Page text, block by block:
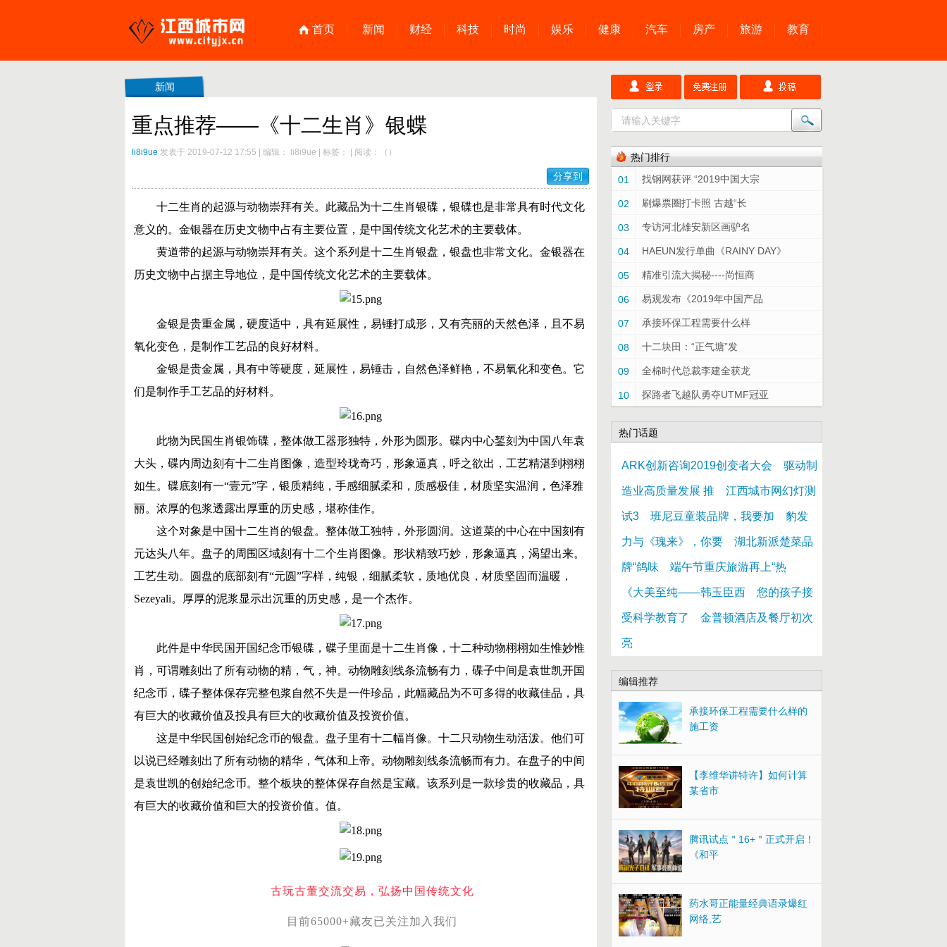
首页 新闻 财经 科技 时尚 娱乐 健康 汽车 房产 旅游 教育
新闻
重点推荐——《十二生肖》银蝶
li8i9ue 发表于 2019-07-12 17:55 编辑： li8i9ue 标签： 阅读： （ ）
分享到
十二生肖的起源与动物崇拜有关。此藏品为十二生肖银碟，银碟也是非常具有时代文化
意义的。金银器在历史文物中占有主要位置，是中国传统文化艺术的主要载体。
黄道带的起源与动物崇拜有关。 这个系列是十二生肖银盘，银盘也非常文化。 金银器在
历史文物中占据主导地位，是中国传统文化艺术的主要载体。
金银是贵重金属，硬度适中，具有延展性，易锤打成形，又有亮丽的天然色泽，且不易
氧化变色，是制作工艺品的良好材料。
金银是贵金属，具有中等硬度，延展性，易锤击，自然色泽鲜艳，不易氧化和变色。 它
们是制作手工艺品的好材料。
此物为民国生肖银饰碟，整体做工器形独特，外形为圆形。碟内中心錾刻为中国八年袁
大头，碟内周边刻有十二生肖图像，造型玲珑奇巧，形象逼真，呼之欲出，工艺精湛到栩栩
如生。碟底刻有一“壹元”字，银质精纯，手感细腻柔和，质感极佳，材质坚实温润，色泽雅
丽。浓厚的包浆透露出厚重的历史感，堪称佳作。
这个对象是中国十二生肖的银盘。 整体做工独特，外形圆润。 这道菜的中心在中国刻有
元达头八年。 盘子的周围区域刻有十二个生肖图像。 形状精致巧妙，形象逼真，渴望出来。
工艺生动。
圆盘的底部刻有“元圆”字样，纯银，细腻柔软，质地优良，材质坚固而温暖，
Sezeyali。
厚厚的泥浆显示出沉重的历史感，是一个杰作。
此件是中华民国开国纪念币银碟，碟子里面是十二生肖像，十二种动物栩栩如生惟妙惟
肖，可谓雕刻出了所有动物的精，气，神。动物雕刻线条流畅有力，碟子中间是袁世凯开国
纪念币，碟子整体保存完整包浆自然不失是一件珍品，此幅藏品为不可多得的收藏佳品，具
有巨大的收藏价值及投具有巨大的收藏价值及投资价值。
这是中华民国创始纪念币的银盘。 盘子里有十二幅肖像。 十二只动物生动活泼。 他们可
以说已经雕刻出了所有动物的精华，气体和上帝。 动物雕刻线条流畅而有力。 在盘子的中间
是袁世凯的创始纪念币。 整个板块的整体保存自然是宝藏。 该系列是一款珍贵的收藏品，具
有巨大的收藏价值和巨大的投资价值。 值。
古玩古董交流交易，弘扬中国传统文化
目前65000+藏友已关注加入我们
热门排行
01
找钢网获评 “2019中国大宗
02 刷爆票圈打卡照 古越“长
03 专访河北雄安新区画驴名
04 HAEUN发行单曲《RAINY DAY》
05 精准引流大揭秘----尚恒商
06 易观发布《2019年中国产品
07 承接环保工程需要什么样
08 十二块田：“正气塘”发
09 全棉时代总裁李建全获龙
10 探路者飞越队勇夺UTMF冠亚
热门话题
ARK创新咨询2019创变者大会 驱动制
造业高质量发展 推 江西城市网幻灯测
试3 班尼豆童装品牌，我要加 豹发
力与《瑰来》，你要 湖北新派楚菜品
牌“鸽味 端午节重庆旅游再上“热
《大美至纯——韩玉臣西 您的孩子接
受科学教育了 金普顿酒店及餐厅初次
亮
编辑推荐
承接环保工程需要什么样的
施工资
【李维华讲特许】如何计算
某省市
腾讯试点＂16+＂正式开启！
《和平
药水哥正能量经典语录爆红
网络,艺